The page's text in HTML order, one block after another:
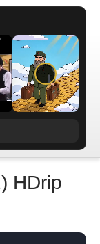
HDrip